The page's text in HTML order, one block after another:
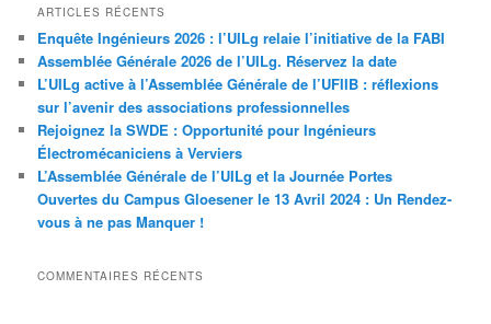
ARTICLES RÉCENTS
Enquête Ingénieurs 2026 : l’UILg relaie l’initiative de la FABI
Assemblée Générale 2026 de l’UILg. Réservez la date
L’UILg active à l’Assemblée Générale de l’UFIIB : réflexions
sur l’avenir des associations professionnelles
Rejoignez la SWDE : Opportunité pour Ingénieurs
Électromécaniciens à Verviers
L’Assemblée Générale de l’UILg et la Journée Portes
Ouvertes du Campus Gloesener le 13 Avril 2024 : Un Rendez-
vous à ne pas Manquer !
COMMENTAIRES RÉCENTS